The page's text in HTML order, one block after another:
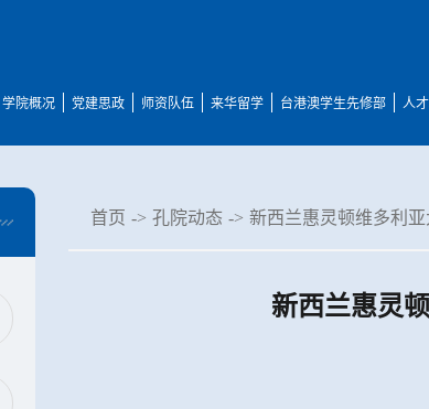
学院概况 党建思政 师资队伍 来华留学 台港澳学生先修部 人
首页 -> 孔院动态 -> 新西兰惠灵顿维多利
新西兰惠灵